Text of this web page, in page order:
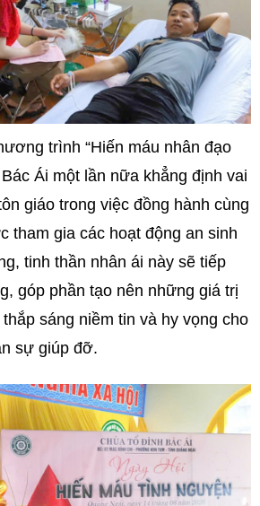
trình “Hiến máu nhân đạo
Ái một lần nữa khẳng định vai
giáo trong việc đồng hành cùng
tham gia các hoạt động an sinh
tinh thần nhân ái này sẽ tiếp
góp phần tạo nên những giá trị
sáng niềm tin và hy vọng cho
sự giúp đỡ.